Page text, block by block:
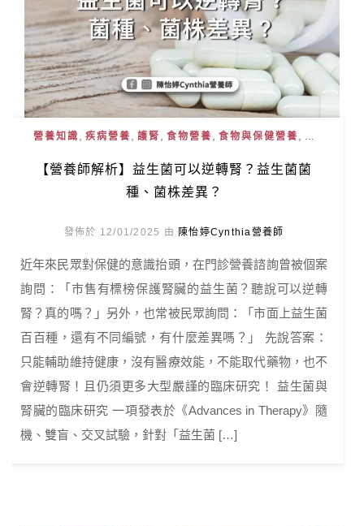
營養知識 疾病營養 護腎 食物營養 食物與保健營養
【營養師解析】益生菌可以逆轉腎？益生菌菌
種、菌株差異？
發佈於 12/01/2025 由 陳怡婷Cynthia營養師
近年來民眾對保健的意識抬頭，在門診營養諮詢曾被個案
詢問：「市售有標榜保護腎臟的益生菌？聽說可以逆轉
腎？真的嗎？」另外，也常被民眾詢問：「市面上益生菌
百百種，還有不同編號，有什麼差異嗎？」 先說答案：
只能輔助維持健康，沒有醫療效能，不能取代藥物，也不
會逆轉腎！且仍須更多大型嚴謹的臨床研究！ 益生菌與
腎臟的臨床研究 一項發表於《Advances in Therapy》隨
機、雙盲、交叉試驗，針對「益生菌 […]